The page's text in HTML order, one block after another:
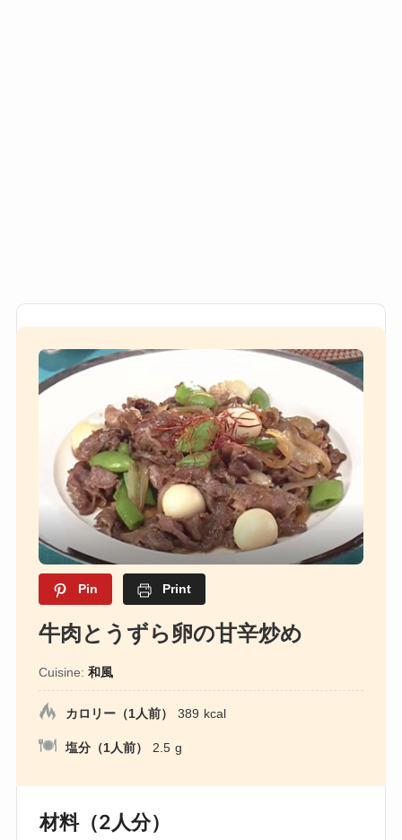
Pin Print
牛肉とうずら卵の甘辛炒め
Cuisine: 和風
カロリー（1人前） 389 kcal
塩分（1人前） 2.5 g
材料（2人分）